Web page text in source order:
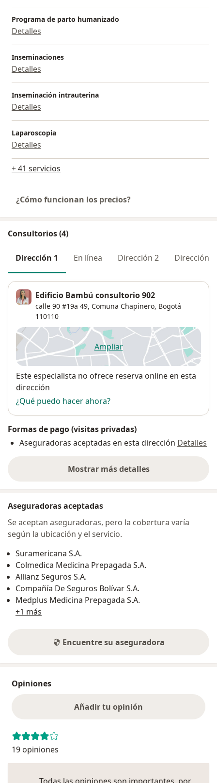
Programa de parto humanizado
Detalles
Inseminaciones
Detalles
Inseminación intrauterina
Detalles
Laparoscopia
Detalles
+ 41 servicios
¿Cómo funcionan los precios?
Consultorios (4)
Dirección 1 En línea Dirección 2 Dirección 3
Edificio Bambú consultorio 902
calle 90 #19a 49, Comuna Chapinero, Bogotá
110110
Ampliarse abre en una nueva
Disponibilidad
Este especialista no ofrece reserva online en esta
dirección
¿Qué puedo hacer ahora?
Formas de pago (visitas privadas)
Aseguradoras aceptadas en esta dirección Detalles
Mostrar más detalles
sobre la dirección
Aseguradoras aceptadas
Se aceptan aseguradoras, pero la cobertura varía
según la ubicación y el servicio.
Suramericana S.A.
Colmedica Medicina Prepagada S.A.
Allianz Seguros S.A.
Compañía De Seguros Bolívar S.A.
Medplus Medicina Prepagada S.A.
+1 más
Encuentre su aseguradora
Opiniones
Añadir tu opinión
19 opiniones